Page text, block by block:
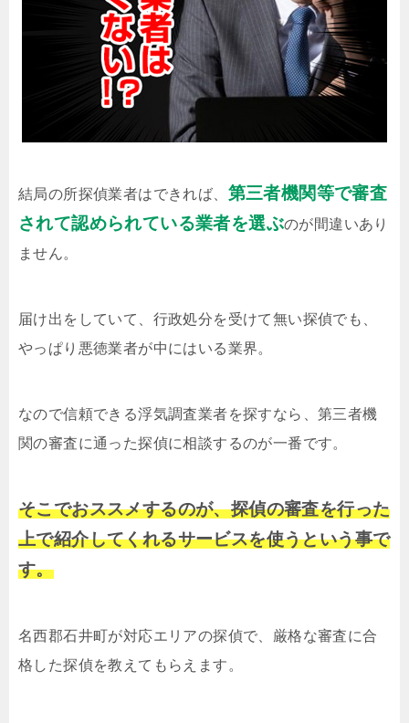
結局の所探偵業者はできれば、 第三者機関等で審査
されて認められている業者を選ぶのが間違いあり
ません。
届け出をしていて、行政処分を受けて無い探偵でも、
やっぱり悪徳業者が中にはいる業界。
なので信頼できる浮気調査業者を探すなら、第三者機
関の審査に通った探偵に相談するのが一番です。
そこでおススメするのが、探偵の審査を行った
上で紹介してくれるサービスを使うという事で
す。
名西郡石井町が対応エリアの探偵で、厳格な審査に合
格した探偵を教えてもらえます。